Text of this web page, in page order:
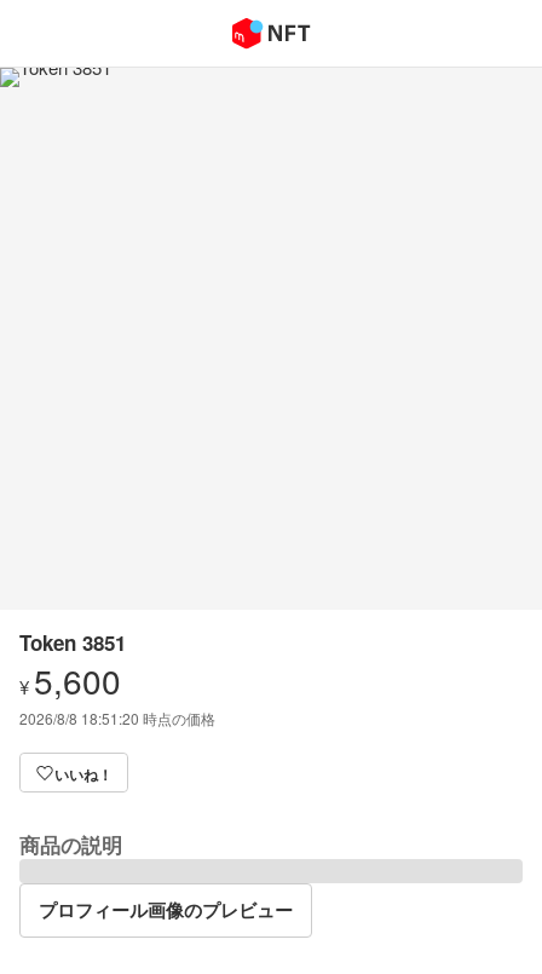
Token 3851
¥ 5,600
2026/8/8 18:51:20 時点の価格
いいね！
商品の説明
プロフィール画像のプレビュー